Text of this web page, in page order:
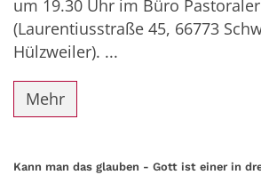
um 19.30 Uhr im Büro
(Laurentiusstraße 45, 66773
Hülzweiler). ...
Mehr
Kann man das glauben - Gott ist einer in